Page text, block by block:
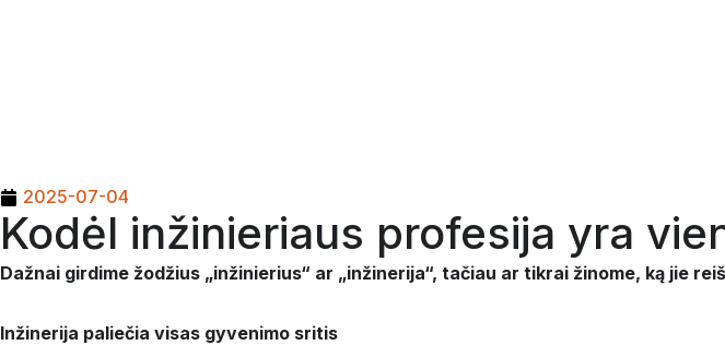
2025-07-04
Kodėl inžinieriaus profesija yra
Dažnai girdime žodžius „inžinierius“ ar „inžinerija“, tačiau ar tikrai žinome, ką jie
Inžinerija paliečia visas gyvenimo sritis